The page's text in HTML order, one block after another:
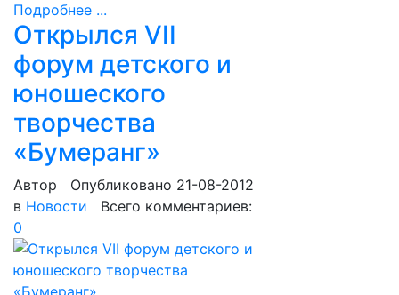
Подробнее ...
Открылся VII
форум детского и
юношеского
творчества
«Бумеранг»
Автор
Опубликовано 21-08-2012
в Новости Всего комментариев:
0